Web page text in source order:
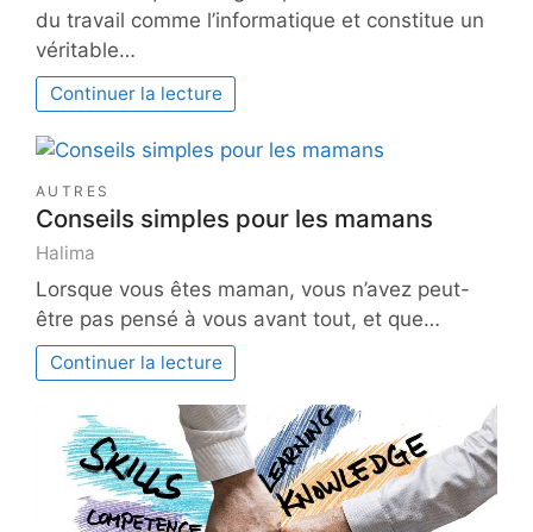
du travail comme l’informatique et constitue un
véritable…
Continuer la lecture
AUTRES
Conseils simples pour les mamans
Halima
Lorsque vous êtes maman, vous n’avez peut-
être pas pensé à vous avant tout, et que…
Continuer la lecture